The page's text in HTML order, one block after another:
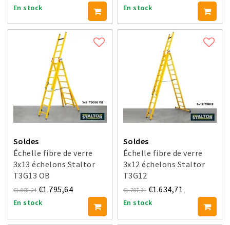
En stock En stock
Soldes
Échelle fibre de verre
3x13 échelons Staltor
T3G13 OB
€1.868,24 €1.795,64
En stock
Soldes
Échelle fibre de verre
3x12 échelons Staltor
T3G12
€1.707,31 €1.634,71
En stock